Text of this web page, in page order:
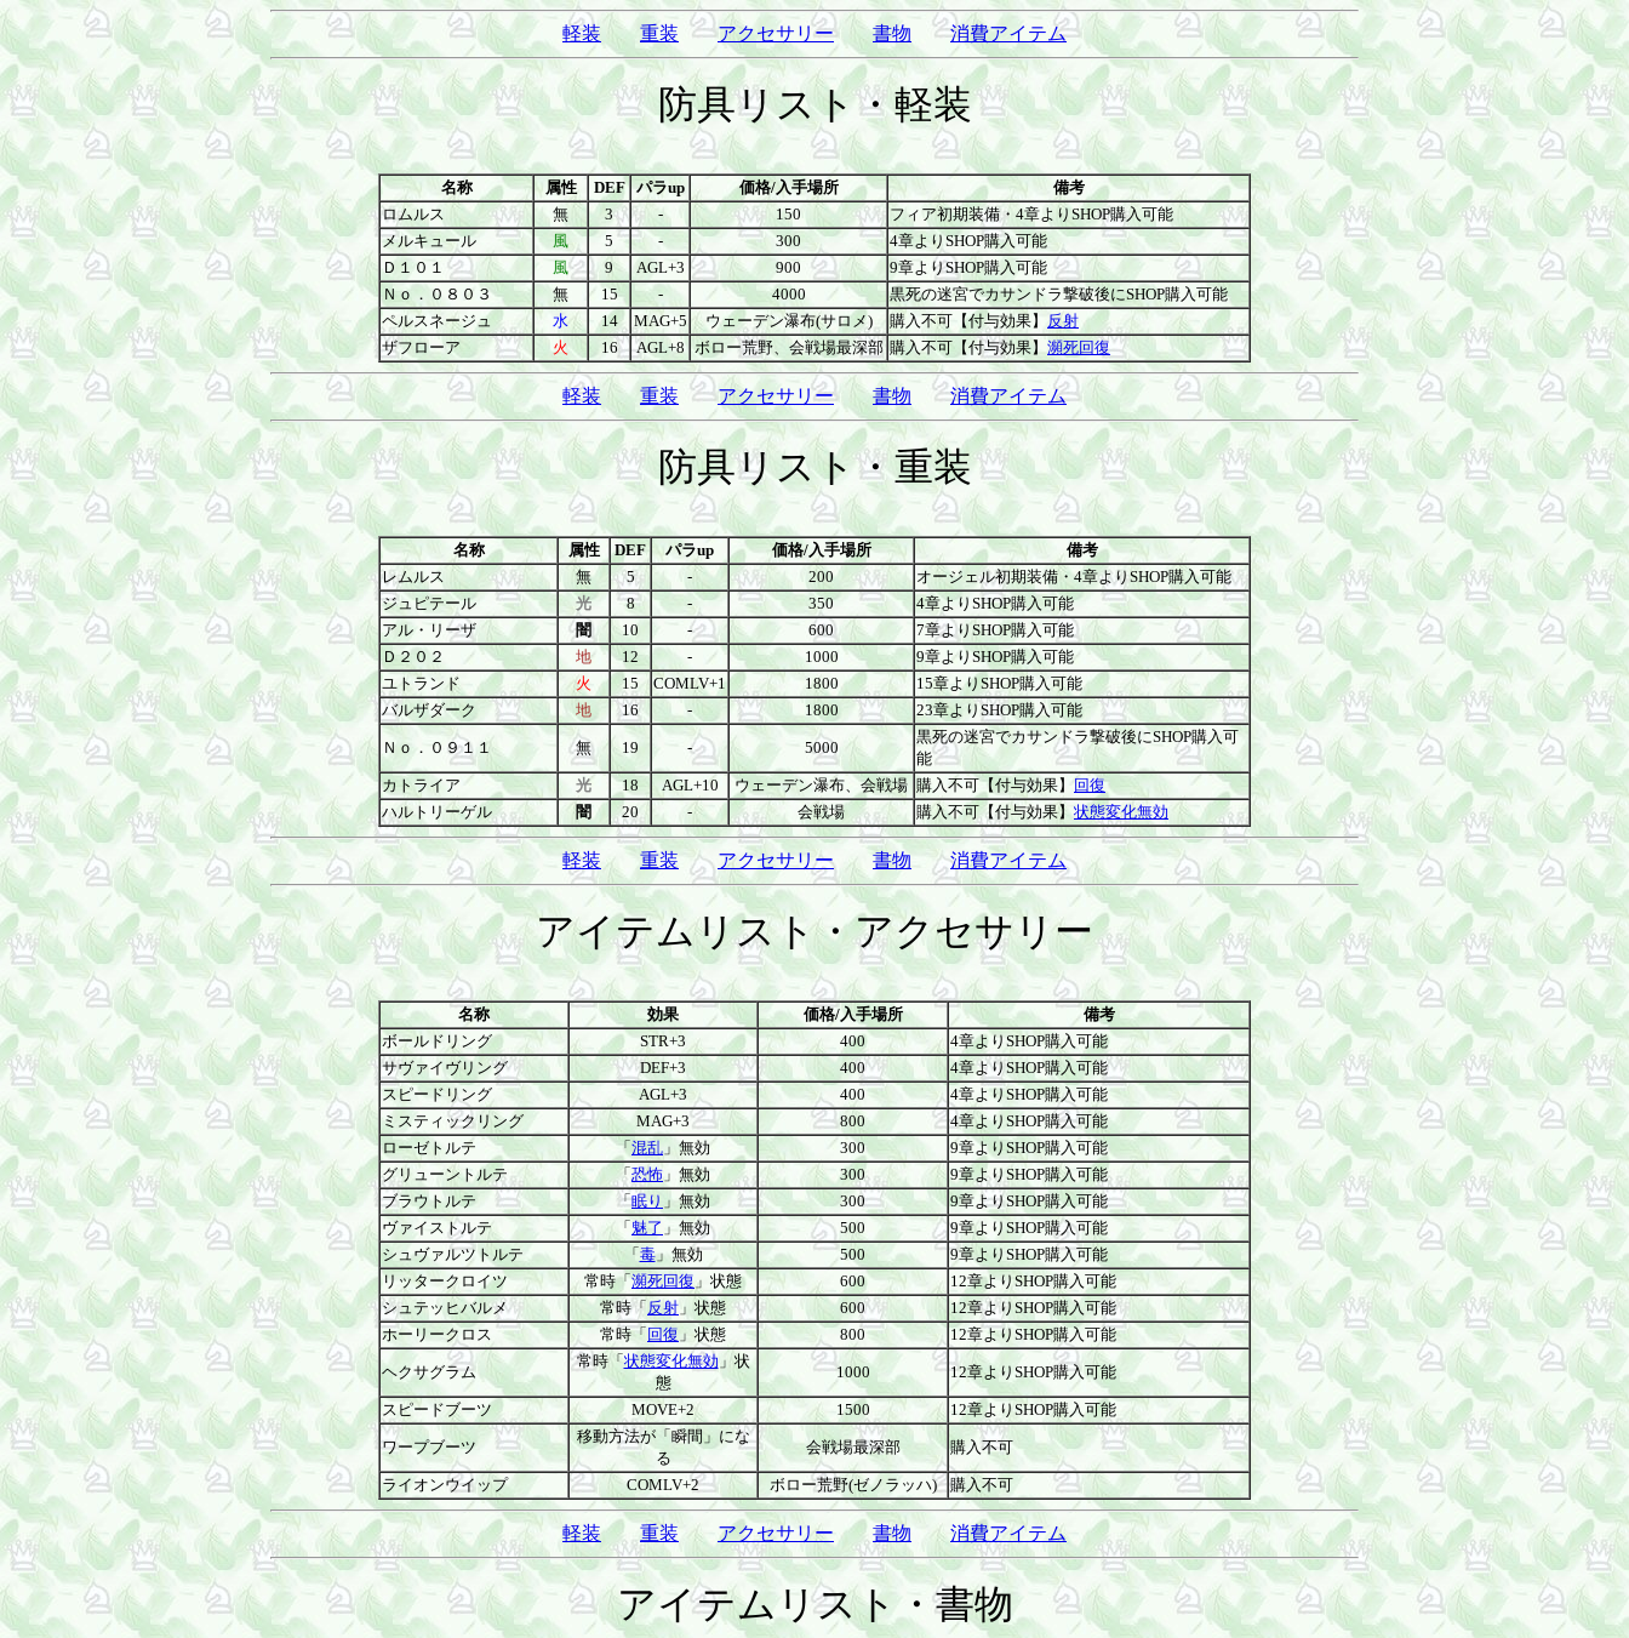
軽装 重装 アクセサリー 書物 消費アイテム
防具リスト・軽装
名称 属性 DEF パラup 価格/入手場所
備考
ロムルス
無 3 - 150
フィア初期装備・4章よりSHOP購入可能
メルキュール
風 5 - 300
4章よりSHOP購入可能
Ｄ１０１
風 9 AGL+3 900
9章よりSHOP購入可能
Ｎｏ．０８０３
無 15 - 4000
黒死の迷宮でカサンドラ撃破後にSHOP購入可能
ペルスネージュ
水 14 MAG+5 ウェーデン瀑布(サロメ) 購入不可【付与効果】 反射
ザフローア
火 16 AGL+8 ボロー荒野、会戦場最深部 購入不可【付与効果】 瀕死回復
軽装 重装 アクセサリー 書物 消費アイテム
防具リスト・重装
名称 属性 DEF パラup 価格/入手場所
備考
レムルス
無 5 - 200
オージェル初期装備・4章よりSHOP購入可能
ジュピテール
光 8 - 350
4章よりSHOP購入可能
アル・リーザ
闇 10 - 600
7章よりSHOP購入可能
Ｄ２０２
地 12 - 1000
9章よりSHOP購入可能
ユトランド
火 15 COMLV+1 1800
15章よりSHOP購入可能
バルザダーク
地 16 - 1800 23章よりSHOP購入可能
Ｎｏ．０９１１ 無 19 - 5000
黒死の迷宮でカサンドラ撃破後にSHOP購入可
能
カトライア
光 18 AGL+10 ウェーデン瀑布、会戦場 購入不可【付与効果】
回復
ハルトリーゲル
闇 20 - 会戦場 購入不可【付与効果】 状態変化無効
軽装 重装 アクセサリー 書物 消費アイテム
アイテムリスト・アクセサリー
名称 効果 価格/入手場所
備考
ボールドリング
STR+3 400
4章よりSHOP購入可能
サヴァイヴリング
DEF+3 400
4章よりSHOP購入可能
スピードリング
AGL+3 400
4章よりSHOP購入可能
ミスティックリング
MAG+3 800
4章よりSHOP購入可能
ローゼトルテ
「 混乱 」無効 300
9章よりSHOP購入可能
グリューントルテ
「 恐怖 」無効 300
9章よりSHOP購入可能
ブラウトルテ
「眠り 」無効 300
9章よりSHOP購入可能
ヴァイストルテ
「 魅了 」無効 500
9章よりSHOP購入可能
シュヴァルツトルテ
「 毒」無効 500
9章よりSHOP購入可能
リッタークロイツ
常時「瀕死回復 」状態 600
12章よりSHOP購入可能
シュテッヒバルメ
常時「 反射 」状態 600
12章よりSHOP購入可能
ホーリークロス
常時「 回復 」状態 800 12章よりSHOP購入可能
ヘクサグラム
常時「状態変化無効 」状
態
1000 12章よりSHOP購入可能
スピードブーツ MOVE+2 1500 12章よりSHOP購入可能
ワープブーツ
移動方法が「瞬間」にな
る
会戦場最深部 購入不可
ライオンウイップ COMLV+2 ボロー荒野(ゼノラッハ) 購入不可
軽装 重装 アクセサリー 書物 消費アイテム
アイテムリスト・書物